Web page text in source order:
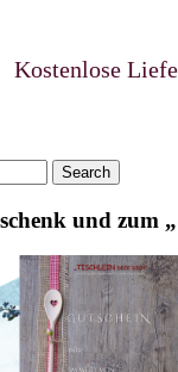
Search
und zum